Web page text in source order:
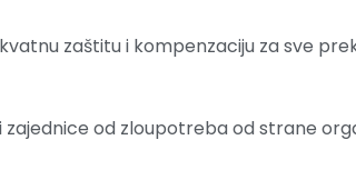
zaštitu i kompenzaciju za sve
od zloupotreba od strane